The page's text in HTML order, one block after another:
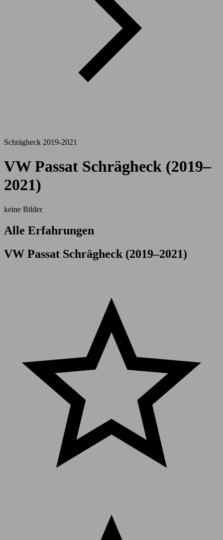
Schrägheck 2019-2021
VW Passat Schrägheck (2019–
2021)
keine Bilder
Alle Erfahrungen
VW Passat Schrägheck (2019–2021)